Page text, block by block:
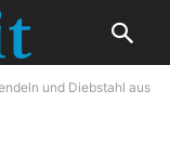
und Diebstahl aus